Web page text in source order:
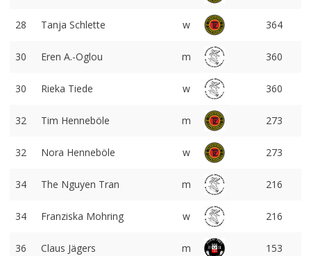
28 Tanja Schlette w 364
30 Eren A.-Oglou m 360
30 Rieka Tiede w 360
32 Tim Henneböle m 273
32 Nora Henneböle w 273
34 The Nguyen Tran m 216
34 Franziska Mohring w 216
36 Claus Jägers m 153